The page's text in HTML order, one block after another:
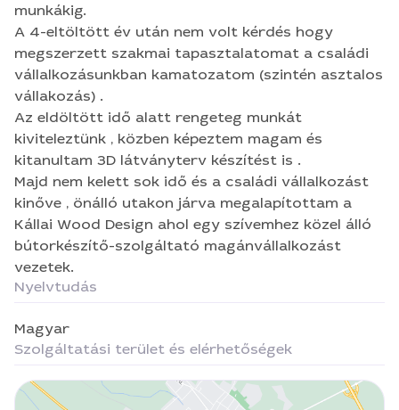
magam és kitanultam 3D látványterv készítést is .
Majd nem kelett sok idő és a családi vállalkozást
kinőve , önálló utakon járva megalapítottam a
Kállai Wood Design ahol egy szívemhez közel álló
bútorkészítő-szolgáltató magánvállalkozást
vezetek.
munkákig.
A 4-eltöltött év után nem volt kérdés hogy
megszerzett szakmai tapasztalatomat a családi
vállalkozásunkban kamatozatom (szintén asztalos
vállakozás) .
Az eldöltött idő alatt rengeteg munkát
kiviteleztünk , közben képeztem magam és
kitanultam 3D látványterv készítést is .
Majd nem kelett sok idő és a családi vállalkozást
kinőve , önálló utakon járva megalapítottam a
Kállai Wood Design ahol egy szívemhez közel álló
bútorkészítő-szolgáltató magánvállalkozást
vezetek.
Nyelvtudás
Magyar
Szolgáltatási terület és elérhetőségek